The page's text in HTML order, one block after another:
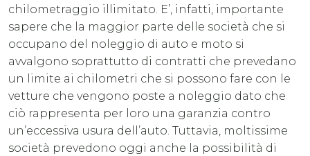
chilometraggio illimitato. E’, infatti, importante
sapere che la maggior parte delle società che si
occupano del noleggio di auto e moto si
avvalgono soprattutto di contratti che prevedano
un limite ai chilometri che si possono fare con le
vetture che vengono poste a noleggio dato che
ciò rappresenta per loro una garanzia contro
un’eccessiva usura dell’auto. Tuttavia, moltissime
società prevedono oggi anche la possibilità di